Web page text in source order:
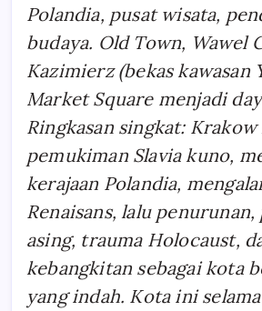
Polandia, pusat wisata,
budaya. Old Town, Wawel
Kazimierz (bekas kawasan
Market Square menjadi
Ringkasan singkat:
pemukiman Slavia kuno,
kerajaan Polandia,
Renaisans, lalu
asing, trauma Holocaust,
kebangkitan sebagai kota
yang indah. Kota ini